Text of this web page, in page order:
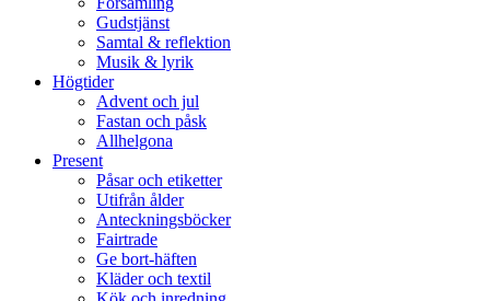
Gudstjänst
Samtal & reflektion
Musik & lyrik
Högtider
Advent och jul
Fastan och påsk
Allhelgona
Present
Påsar och etiketter
Utifrån ålder
Anteckningsböcker
Fairtrade
Ge bort-häften
Kläder och textil